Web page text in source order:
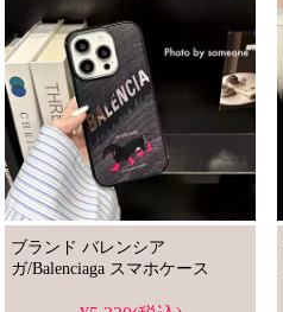
ブランド バレンシア
ガ/Balenciaga スマホケース